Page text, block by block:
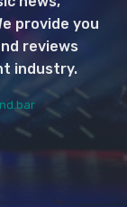
provide you
reviews
industry.